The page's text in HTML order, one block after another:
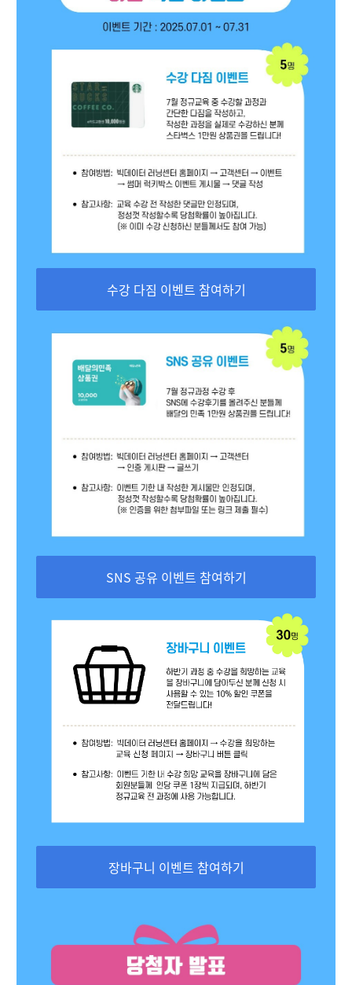
수강 다짐 이벤트 참여하기
SNS 공유 이벤트 참여하기
장바구니 이벤트 참여하기